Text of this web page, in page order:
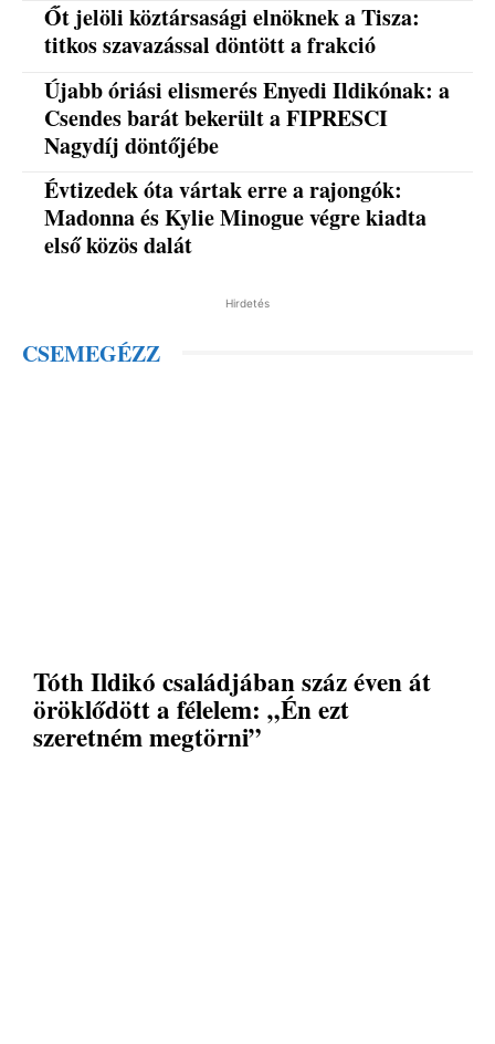
Őt jelöli köztársasági elnöknek a Tisza:
titkos szavazással döntött a frakció
Újabb óriási elismerés Enyedi Ildikónak: a
Csendes barát bekerült a FIPRESCI
Nagydíj döntőjébe
Évtizedek óta vártak erre a rajongók:
Madonna és Kylie Minogue végre kiadta
első közös dalát
Hirdetés
CSEMEGÉZZ
Tóth Ildikó családjában száz éven át
öröklődött a félelem: „Én ezt
szeretném megtörni”